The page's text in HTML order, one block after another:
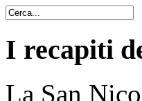
I recapiti
La San